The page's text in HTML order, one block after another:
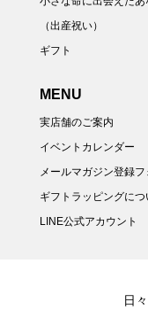
（出産祝い）
ギフト
MENU
実店舗のご案内
イベントカレンダー
メールマガジン登録フ
ギフトラッピングにつ
LINE公式アカウント
日